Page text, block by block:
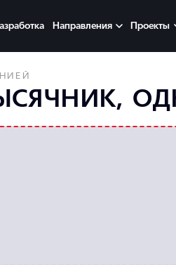
Направления Проекты